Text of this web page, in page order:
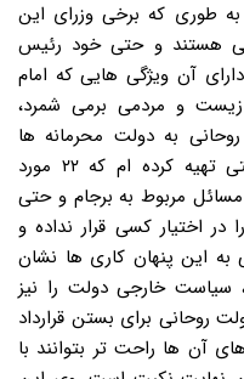
طوری که برخی وزرای این
هستند و حتی خود رئیس
آن ویژگی هایی که امام
و مردمی برمی شمرد،
به دولت محرمانه ها
معروف شده است، گفت: بنده فهرستی تهیه کرده ام که ۲۲ مورد
مسائل مربوط به برجام و حتی
در اختیار کسی قرار نداده و
این پنهان کاری ها نشان
سیاست خارجی دولت را نیز
روحانی برای بستن قرارداد
آن ها راحت تر بتوانند با